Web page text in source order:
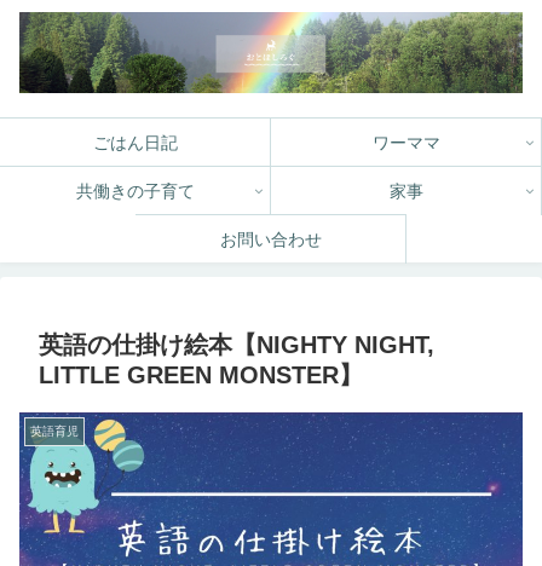
ごはん日記 ワーママ
共働きの子育て 家事
お問い合わせ
英語の仕掛け絵本【NIGHTY NIGHT,
LITTLE GREEN MONSTER】
英語育児